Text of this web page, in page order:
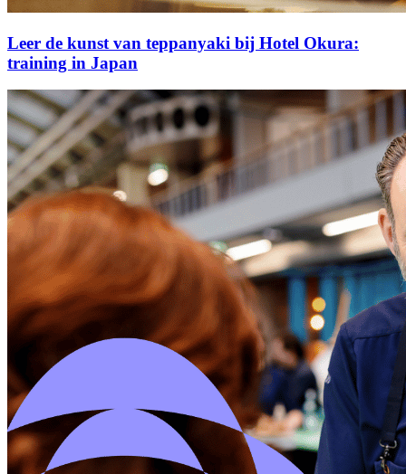
Leer de kunst van teppanyaki bij Hotel Okura:
training in Japan